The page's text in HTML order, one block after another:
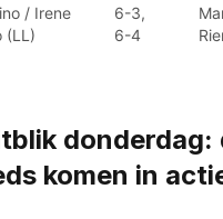
/ Irene
(LL)
6-3,
6-4
donderdag:
komen in